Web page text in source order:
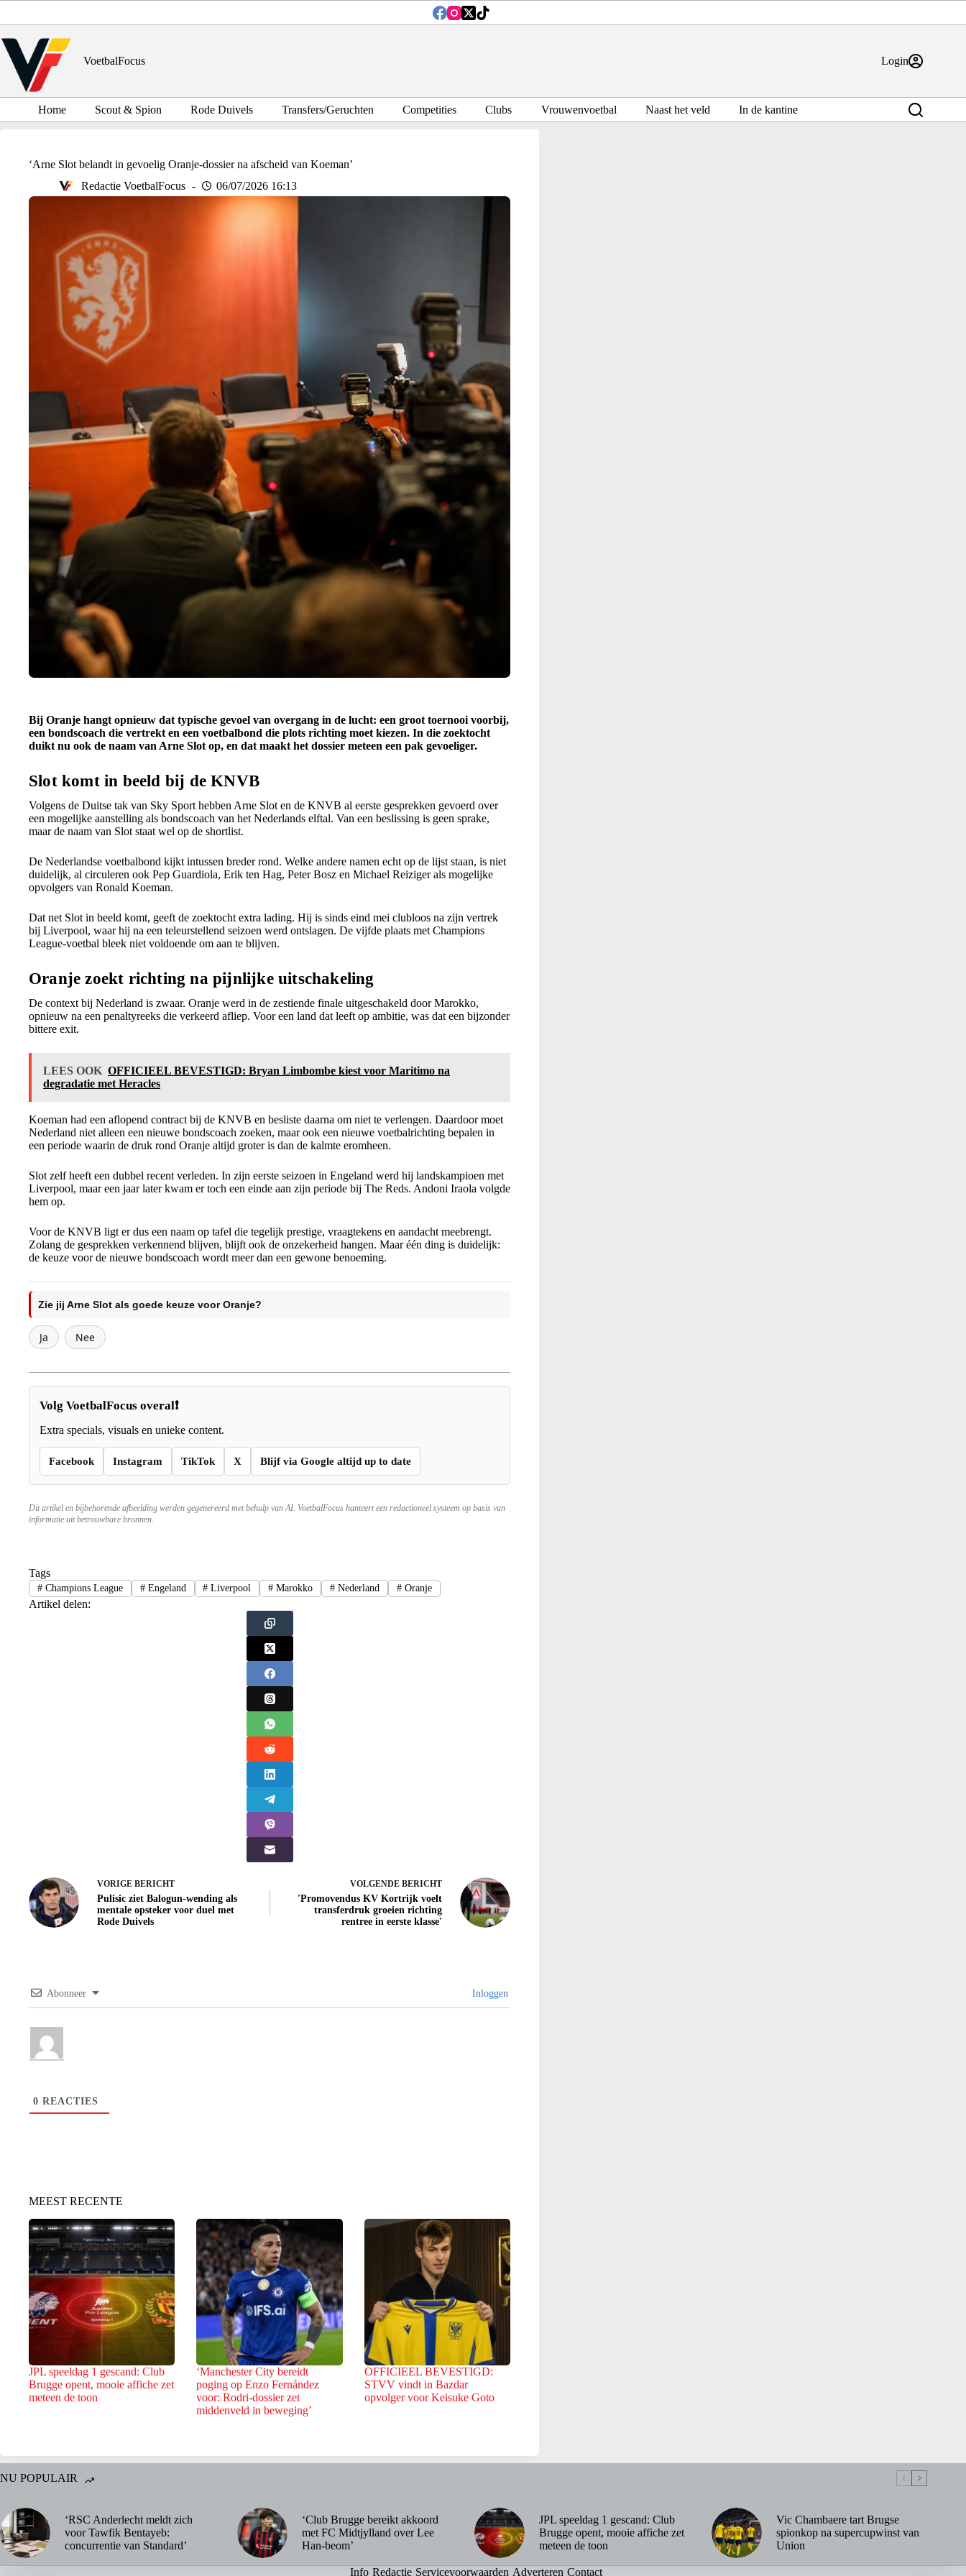
inhoud
VoetbalFocus
Login
Home Scout & Spion Rode Duivels Transfers/Geruchten Competities Clubs Vrouwenvoetbal Naast het veld In de kantine
‘Arne Slot belandt in gevoelig Oranje-dossier na afscheid van Koeman’
Redactie VoetbalFocus
06/07/2026 16:13
Bij Oranje hangt opnieuw dat typische gevoel van overgang in de lucht: een groot toernooi voorbij,
een bondscoach die vertrekt en een voetbalbond die plots richting moet kiezen. In die zoektocht
duikt nu ook de naam van Arne Slot op, en dat maakt het dossier meteen een pak gevoeliger.
Slot komt in beeld bij de KNVB
Volgens de Duitse tak van Sky Sport hebben Arne Slot en de KNVB al eerste gesprekken gevoerd over
een mogelijke aanstelling als bondscoach van het Nederlands elftal. Van een beslissing is geen sprake,
maar de naam van Slot staat wel op de shortlist.
De Nederlandse voetbalbond kijkt intussen breder rond. Welke andere namen echt op de lijst staan, is niet
duidelijk, al circuleren ook Pep Guardiola, Erik ten Hag, Peter Bosz en Michael Reiziger als mogelijke
opvolgers van Ronald Koeman.
Dat net Slot in beeld komt, geeft de zoektocht extra lading. Hij is sinds eind mei clubloos na zijn vertrek
bij Liverpool, waar hij na een teleurstellend seizoen werd ontslagen. De vijfde plaats met Champions
League-voetbal bleek niet voldoende om aan te blijven.
Oranje zoekt richting na pijnlijke uitschakeling
De context bij Nederland is zwaar. Oranje werd in de zestiende finale uitgeschakeld door Marokko,
opnieuw na een penaltyreeks die verkeerd afliep. Voor een land dat leeft op ambitie, was dat een bijzonder
bittere exit.
LEES OOK OFFICIEEL BEVESTIGD: Bryan Limbombe kiest voor Maritimo na
degradatie met Heracles
Koeman had een aflopend contract bij de KNVB en besliste daarna om niet te verlengen. Daardoor moet
Nederland niet alleen een nieuwe bondscoach zoeken, maar ook een nieuwe voetbalrichting bepalen in
een periode waarin de druk rond Oranje altijd groter is dan de kalmte eromheen.
Slot zelf heeft een dubbel recent verleden. In zijn eerste seizoen in Engeland werd hij landskampioen met
Liverpool, maar een jaar later kwam er toch een einde aan zijn periode bij The Reds. Andoni Iraola volgde
hem op.
Voor de KNVB ligt er dus een naam op tafel die tegelijk prestige, vraagtekens en aandacht meebrengt.
Zolang de gesprekken verkennend blijven, blijft ook de onzekerheid hangen. Maar één ding is duidelijk:
de keuze voor de nieuwe bondscoach wordt meer dan een gewone benoeming.
Zie jij Arne Slot als goede keuze voor Oranje?
Ja Nee
Volg VoetbalFocus overal❗
Extra specials, visuals en unieke content.
Facebook Instagram TikTok X Blijf via Google altijd up to date
Dit artikel en bijbehorende afbeelding werden gegenereerd met behulp van AI. VoetbalFocus hanteert een redactioneel systeem op basis van
informatie uit betrouwbare bronnen.
Tags
#Champions League #Engeland # Liverpool # Marokko # Nederland #Oranje
Artikel delen:
VORIGE BERICHT
Pulisic ziet Balogun-wending als
mentale opsteker voor duel met
Rode Duivels
VOLGENDE BERICHT
'Promovendus KV Kortrijk voelt
transferdruk groeien richting
rentree in eerste klasse'
Abonneer Inloggen
0 REACTIES
MEEST RECENTE
JPL speeldag 1 gescand: Club
Brugge opent, mooie affiche zet
meteen de toon
‘Manchester City bereidt
poging op Enzo Fernández
voor: Rodri-dossier zet
middenveld in beweging’
OFFICIEEL BEVESTIGD:
STVV vindt in Bazdar
opvolger voor Keisuke Goto
NU POPULAIR
‘RSC Anderlecht meldt zich
voor Tawfik Bentayeb:
concurrentie van Standard’
‘Club Brugge bereikt akkoord
met FC Midtjylland over Lee
Han-beom’
JPL speeldag 1 gescand: Club
Brugge opent, mooie affiche zet
meteen de toon
Vic Chambaere tart Brugse
spionkop na supercupwinst van
Union
Info Redactie Servicevoorwaarden Adverteren Contact